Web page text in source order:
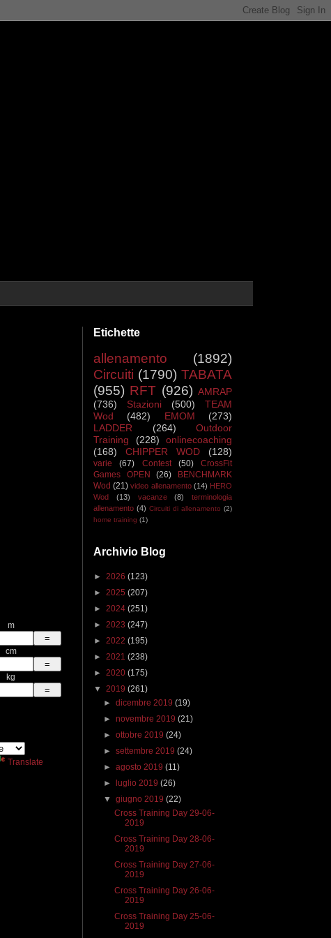
m
cm
kg
Translate
Etichette
allenamento
(1892)
Circuiti (1790) TABATA
(955) RFT (926) AMRAP
(736)
Stazioni (500)
TEAM
Wod
(482) EMOM
(273)
LADDER
(264)
Outdoor
Training
(228)
onlinecoaching
(168)
CHIPPER WOD (128)
varie (67) Contest (50)
CrossFit
Games OPEN
(26)
BENCHMARK
Wod (21) video allenamento (14) HERO
Wod
(13) vacanze (8)
terminologia
allenamento (4) Circuiti di allenamento (2)
home training (1)
Archivio Blog
► 2026 (123)
► 2025 (207)
► 2024 (251)
► 2023 (247)
► 2022 (195)
► 2021 (238)
► 2020 (175)
▼ 2019 (261)
►dicembre 2019(19)
►novembre 2019(21)
►ottobre 2019(24)
►settembre 2019(24)
►agosto 2019(11)
►
luglio 2019(26)
▼giugno 2019(22)
Cross Training Day 29-06-
2019
Cross Training Day 28-06-
2019
Cross Training Day 27-06-
2019
Cross Training Day 26-06-
2019
Cross Training Day 25-06-
2019